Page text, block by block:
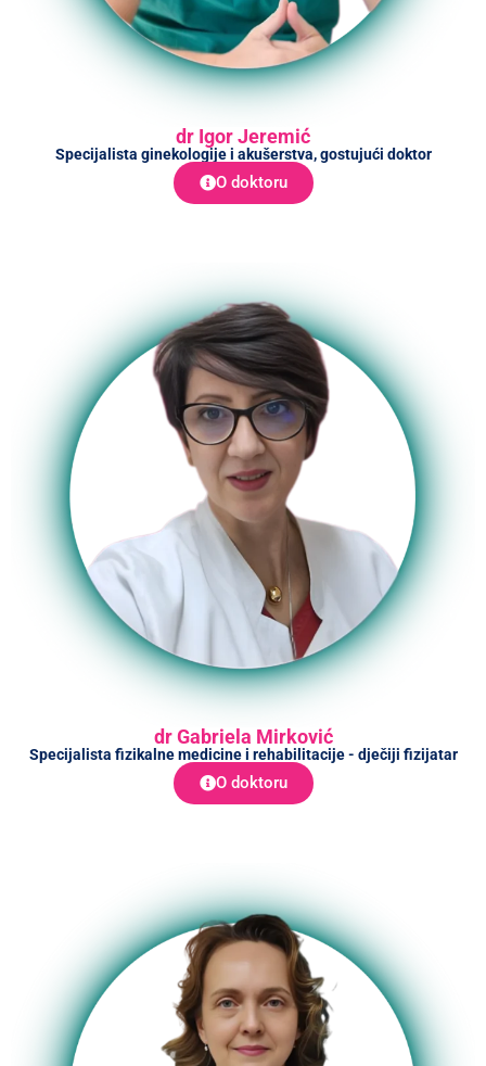
dr Igor Jeremić
Specijalista ginekologije i akušerstva, gostujući doktor
O doktoru
dr Gabriela Mirković
Specijalista fizikalne medicine i rehabilitacije - dječiji fizijatar
O doktoru